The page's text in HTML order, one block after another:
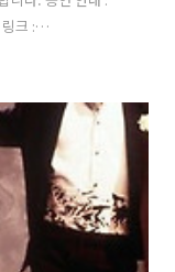
크 :
밴드'는 국내 유
를 기리며 매년 추
만큼 퀸(Queen)의
퀸에 가깝게 재
연을 볼 수 없는